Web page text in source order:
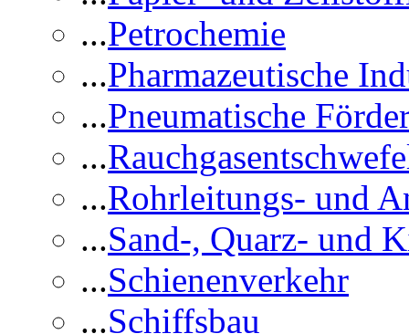
...Petrochemie
...Pharmazeutische
...Pneumatische
...
...Rohrleitungs- und
...Sand-, Quarz- und
...Schienenverkehr
...Schiffsbau